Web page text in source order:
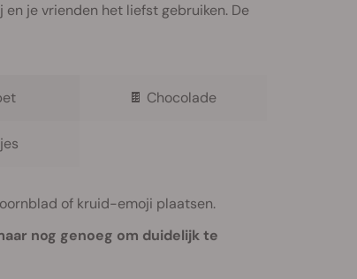
je vrienden het liefst gebruiken. De
🍫 Chocolade
of kruid-emoji plaatsen.
nog genoeg om duidelijk te